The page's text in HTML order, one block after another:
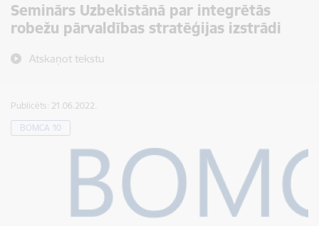
Seminārs Uzbekistānā par integrētās
robežu pārvaldības stratēģijas izstrādi
Atskaņot tekstu
Publicēts: 21.06.2022.
BOMCA 10